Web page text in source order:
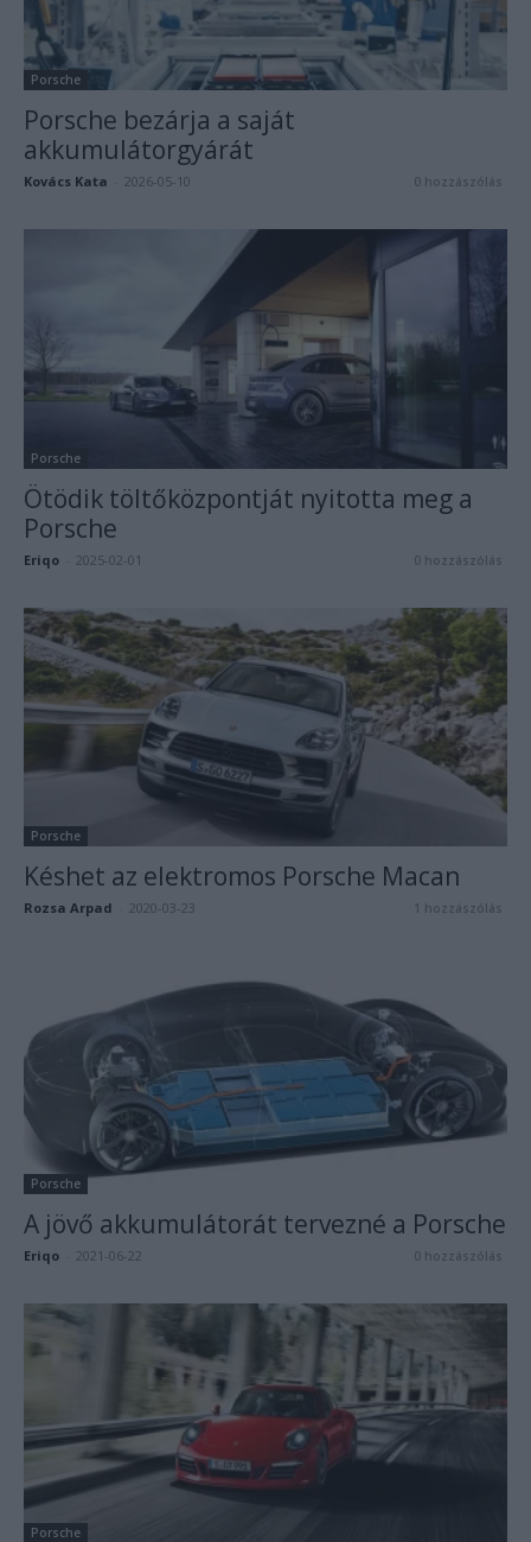
Porsche
Porsche bezárja a saját
akkumulátorgyárát
Kovács Kata 2026-05-10 0 hozzászólás
Porsche
Ötödik töltőközpontját nyitotta meg a
Porsche
Eriqo 2025-02-01 0 hozzászólás
Porsche
Késhet az elektromos Porsche Macan
Rozsa Arpad 2020-03-23 1 hozzászólás
Porsche
A jövő akkumulátorát tervezné a Porsche
Eriqo 2021-06-22 0 hozzászólás
Porsche